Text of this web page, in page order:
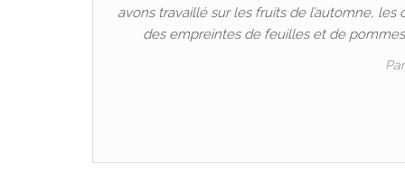
avons travaillé sur les fruits de l’automne,
des empreintes de feuilles et de